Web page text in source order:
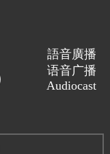
語音廣播
语音广播
Audiocast